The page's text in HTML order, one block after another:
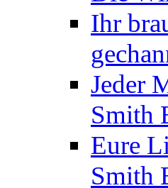
Ihr
Jeder
Smith
Eure
Smith